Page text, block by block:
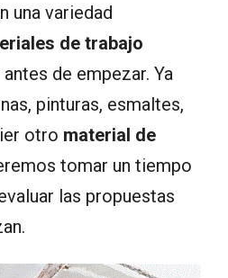
una variedad
de trabajo
de empezar. Ya
pinturas, esmaltes,
otro material de
tomar un tiempo
las propuestas